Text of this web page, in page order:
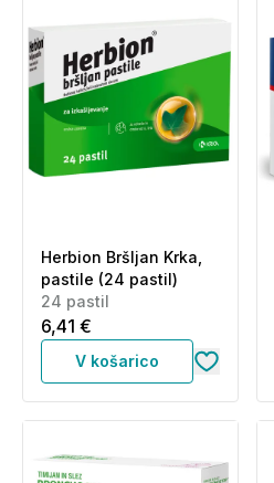
Herbion Bršljan Krka,
pastile (24 pastil)
24 pastil
6,41 €
V košarico